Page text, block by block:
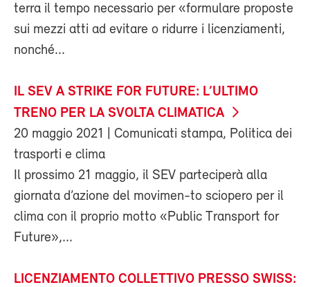
terra il tempo necessario per «formulare proposte
sui mezzi atti ad evitare o ridurre i licenziamenti,
nonché...
IL SEV A STRIKE FOR FUTURE: L’ULTIMO
TRENO PER LA SVOLTA CLIMATICA
20 maggio 2021
| Comunicati stampa, Politica dei
trasporti e clima
Il prossimo 21 maggio, il SEV parteciperà alla
giornata d’azione del movimen-to sciopero per il
clima con il proprio motto «Public Transport for
Future»,...
LICENZIAMENTO COLLETTIVO PRESSO SWISS: